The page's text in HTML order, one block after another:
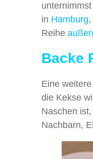
in Hamburg,
Reihe
Backe
Eine
die Kekse
Naschen
Nachbarn,